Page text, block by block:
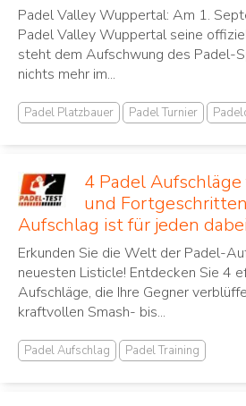
Padel Valley Wuppertal: Am 1.
Padel Valley Wuppertal seine
steht dem Aufschwung des Padel-
nichts mehr im...
Padel Platzbauer Padel Turnier
4 Padel
und
Aufschlag ist für jeden
Erkunden Sie die Welt der Padel-
neuesten Listicle! Entdecken Sie 4
Aufschläge, die Ihre Gegner
kraftvollen Smash- bis...
Padel Aufschlag Padel Training